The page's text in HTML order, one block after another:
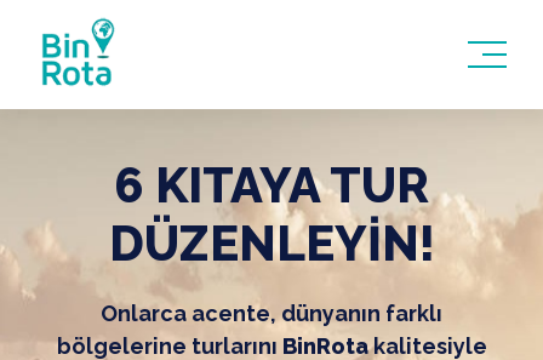
6 KITAYA TUR
DÜZENLEYİN!
Onlarca acente, dünyanın farklı
bölgelerine turlarını BinRotakalitesiyle